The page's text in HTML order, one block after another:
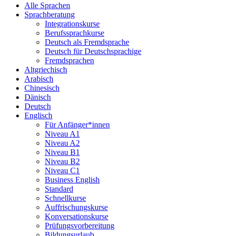
Alle Sprachen
Sprachberatung
Integrationskurse
Berufssprachkurse
Deutsch als Fremdsprache
Deutsch für Deutschsprachige
Fremdsprachen
Altgriechisch
Arabisch
Chinesisch
Dänisch
Deutsch
Englisch
Für Anfänger*innen
Niveau A1
Niveau A2
Niveau B1
Niveau B2
Niveau C1
Business English
Standard
Schnellkurse
Auffrischungskurse
Konversationskurse
Prüfungsvorbereitung